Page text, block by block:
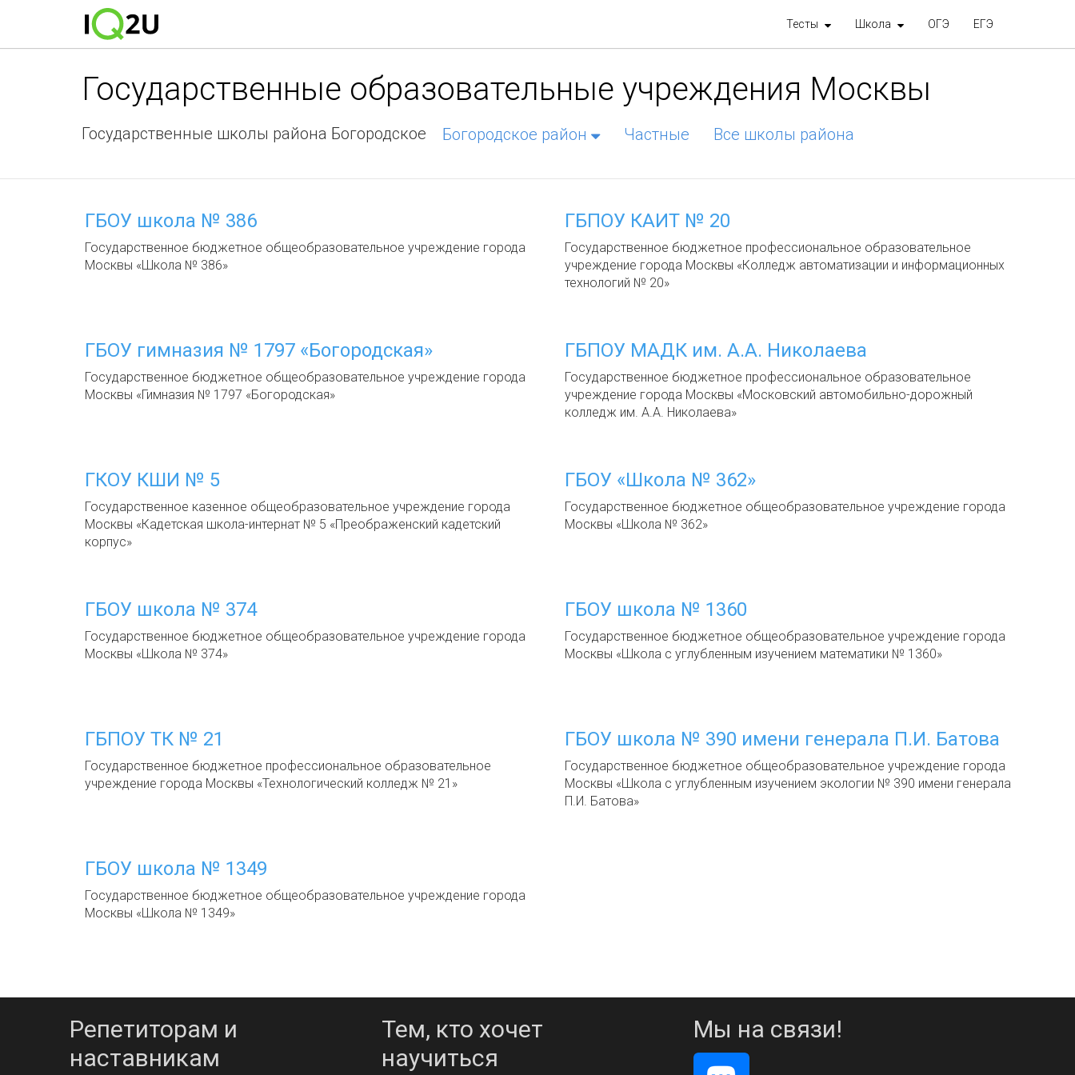
Тесты Школа ОГЭ ЕГЭ
Государственные образовательные учреждения Москвы
Государственные школы района Богородское Богородское район Частные Все школы района
ГБОУ школа № 386
Государственное бюджетное общеобразовательное учреждение города
Москвы «Школа № 386»
ГБПОУ КАИТ № 20
Государственное бюджетное профессиональное образовательное
учреждение города Москвы «Колледж автоматизации и информационных
технологий № 20»
ГБОУ гимназия № 1797 «Богородская»
Государственное бюджетное общеобразовательное учреждение города
Москвы «Гимназия № 1797 «Богородская»
ГБПОУ МАДК им. А.А. Николаева
Государственное бюджетное профессиональное образовательное
учреждение города Москвы «Московский автомобильно-дорожный
колледж им. А.А. Николаева»
ГКОУ КШИ № 5
Государственное казенное общеобразовательное учреждение города
Москвы «Кадетская школа-интернат № 5 «Преображенский кадетский
корпус»
ГБОУ «Школа № 362»
Государственное бюджетное общеобразовательное учреждение города
Москвы «Школа № 362»
ГБОУ школа № 374
Государственное бюджетное общеобразовательное учреждение города
Москвы «Школа № 374»
ГБОУ школа № 1360
Государственное бюджетное общеобразовательное учреждение города
Москвы «Школа с углубленным изучением математики № 1360»
ГБПОУ ТК № 21
Государственное бюджетное профессиональное образовательное
учреждение города Москвы «Технологический колледж № 21»
ГБОУ школа № 390 имени генерала П.И. Батова
Государственное бюджетное общеобразовательное учреждение города
Москвы «Школа с углубленным изучением экологии № 390 имени генерала
П.И. Батова»
ГБОУ школа № 1349
Государственное бюджетное общеобразовательное учреждение города
Москвы «Школа № 1349»
Репетиторам и
наставникам
Тем, кто хочет
научиться
Мы на связи!